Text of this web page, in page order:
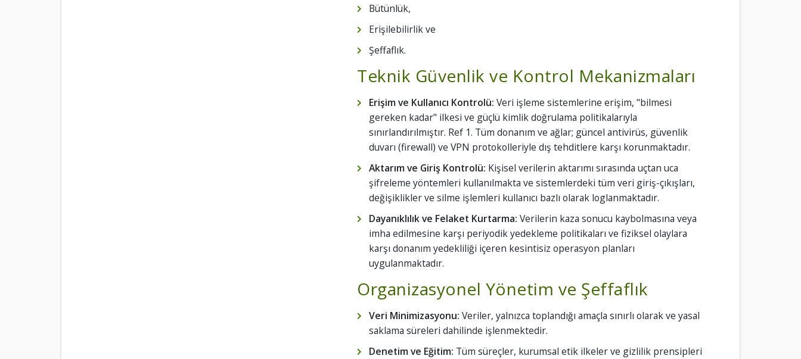
Bütünlük,
Erişilebilirlik ve
Şeffaflık.
Teknik Güvenlik ve Kontrol Mekanizmaları
Erişim ve Kullanıcı Kontrolü: Veri işleme sistemlerine erişim, "bilmesi
gereken kadar" ilkesi ve güçlü kimlik doğrulama politikalarıyla
sınırlandırılmıştır. Ref 1. Tüm donanım ve ağlar; güncel antivirüs, güvenlik
duvarı (firewall) ve VPN protokolleriyle dış tehditlere karşı korunmaktadır.
Aktarım ve Giriş Kontrolü: Kişisel verilerin aktarımı sırasında uçtan uca
şifreleme yöntemleri kullanılmakta ve sistemlerdeki tüm veri giriş-çıkışları,
değişiklikler ve silme işlemleri kullanıcı bazlı olarak loglanmaktadır.
Dayanıklılık ve Felaket Kurtarma: Verilerin kaza sonucu kaybolmasına veya
imha edilmesine karşı periyodik yedekleme politikaları ve fiziksel olaylara
karşı donanım yedekliliği içeren kesintisiz operasyon planları
uygulanmaktadır.
Organizasyonel Yönetim ve Şeffaflık
Veri Minimizasyonu: Veriler, yalnızca toplandığı amaçla sınırlı olarak ve yasal
saklama süreleri dahilinde işlenmektedir.
Denetim ve Eğitim: Tüm süreçler, kurumsal etik ilkeler ve gizlilik prensipleri